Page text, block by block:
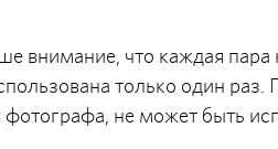
внимание, что каждая
только один
не может быть